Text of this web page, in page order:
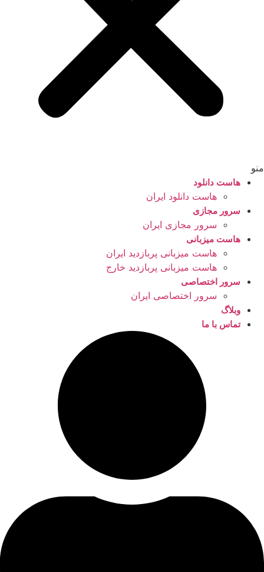
منو
هاست دانلود
هاست دانلود ایران
سرور مجازی
سرور مجازی ایران
هاست میزبانی
هاست میزبانی پربازدید ایران
هاست میزبانی پربازدید خارج
سرور اختصاصی
سرور اختصاصی ایران
وبلاگ
تماس با ما